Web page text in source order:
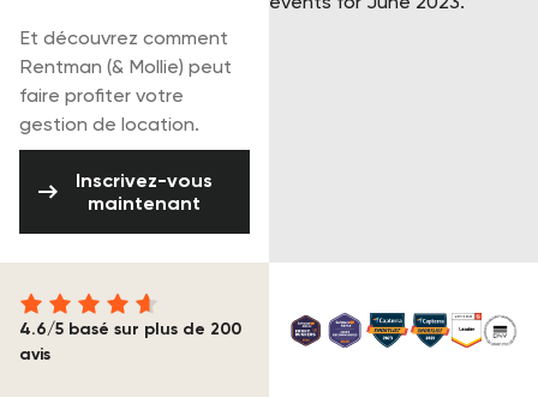
Et découvrez comment
Rentman (& Mollie) peut
faire profiter votre
gestion de location.
Inscrivez-vous
maintenant
4.6/5 basé sur plus de 200
avis